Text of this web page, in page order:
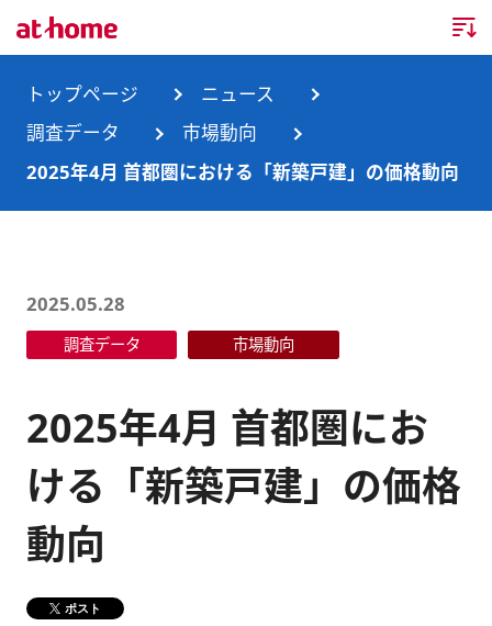
トップページ
企業情報
事業所・グループ会社
沿革
サステナビリティ
調査データ
ランキング
消費者向け不動産情報サービス
不動産業務支援サービス
キャリア採用情報
障がい者採用情報
トップページ
ニュース
調査データ
市場動向
2025年4月 首都圏における「新築戸建」の価格動向
2025.05.28
調査データ 市場動向
2025年4月 首都圏にお
ける「新築戸建」の価格
動向
ポスト